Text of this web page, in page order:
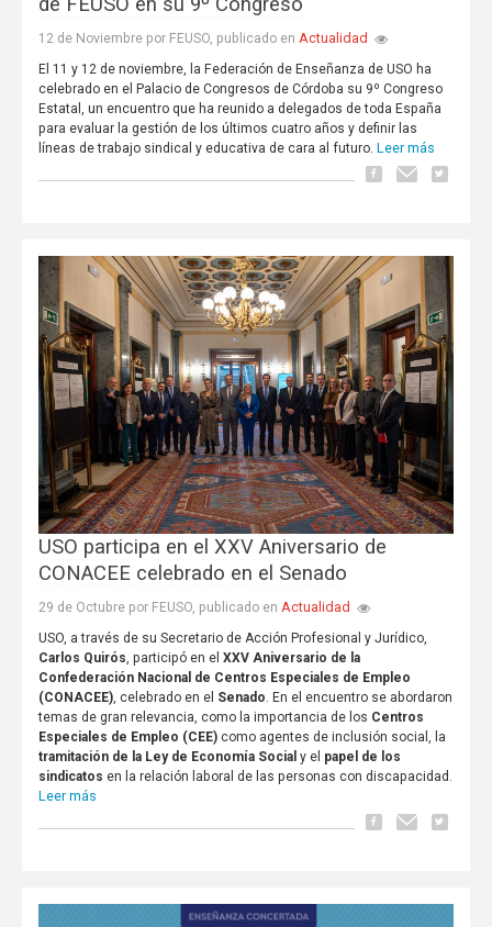
12 de Noviembre por FEUSO, publicado en Actualidad
El 11 y 12 de noviembre, la Federación de Enseñanza de USO ha
celebrado en el Palacio de Congresos de Córdoba su 9º Congreso
Estatal, un encuentro que ha reunido a delegados de toda España
para evaluar la gestión de los últimos cuatro años y definir las
líneas de trabajo sindical y educativa de cara al futuro. Leer más
USO participa en el XXV Aniversario de
CONACEE celebrado en el Senado
29 de Octubre por FEUSO, publicado en Actualidad
USO, a través de su Secretario de Acción Profesional y Jurídico,
Carlos Quirós, participó en el XXV Aniversario de la
Confederación Nacional de Centros Especiales de Empleo
(CONACEE), celebrado en el Senado. En el encuentro se abordaron
temas de gran relevancia, como la importancia de los Centros
Especiales de Empleo (CEE)como agentes de inclusión social, la
tramitación de la Ley de Economía Social y el papel de los
sindicatos en la relación laboral de las personas con discapacidad.
Leer más